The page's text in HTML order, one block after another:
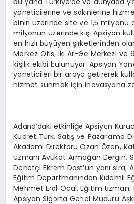
yöneticilerine ve sakinlerine
binin üzerinde site ve 1,5 milyonu
milyonun üzerinde kişi Apsiyon
en hızlı büyüyen şirketlerinden
Merkez Ofis, iki Ar-Ge Merkezi ve
kişilik ekibi bulunuyor. Apsiyon
yöneticileri bir araya getirerek
hizmet sunmak için inovasyona
Adana’daki etkinliğe Apsiyon
Kudret Türk, Satış ve Pazarlama
Akademi Direktörü Ozan Özen,
Uzmanı Avukat Armağan Dergin,
Denetçi Ekrem Dost’un yanı sıra;
Eğitim Departmanından Kıdemli
Mehmet Erol Öcal, Eğitim Uzmanı
Apsiyon Sigorta Genel Müdürü